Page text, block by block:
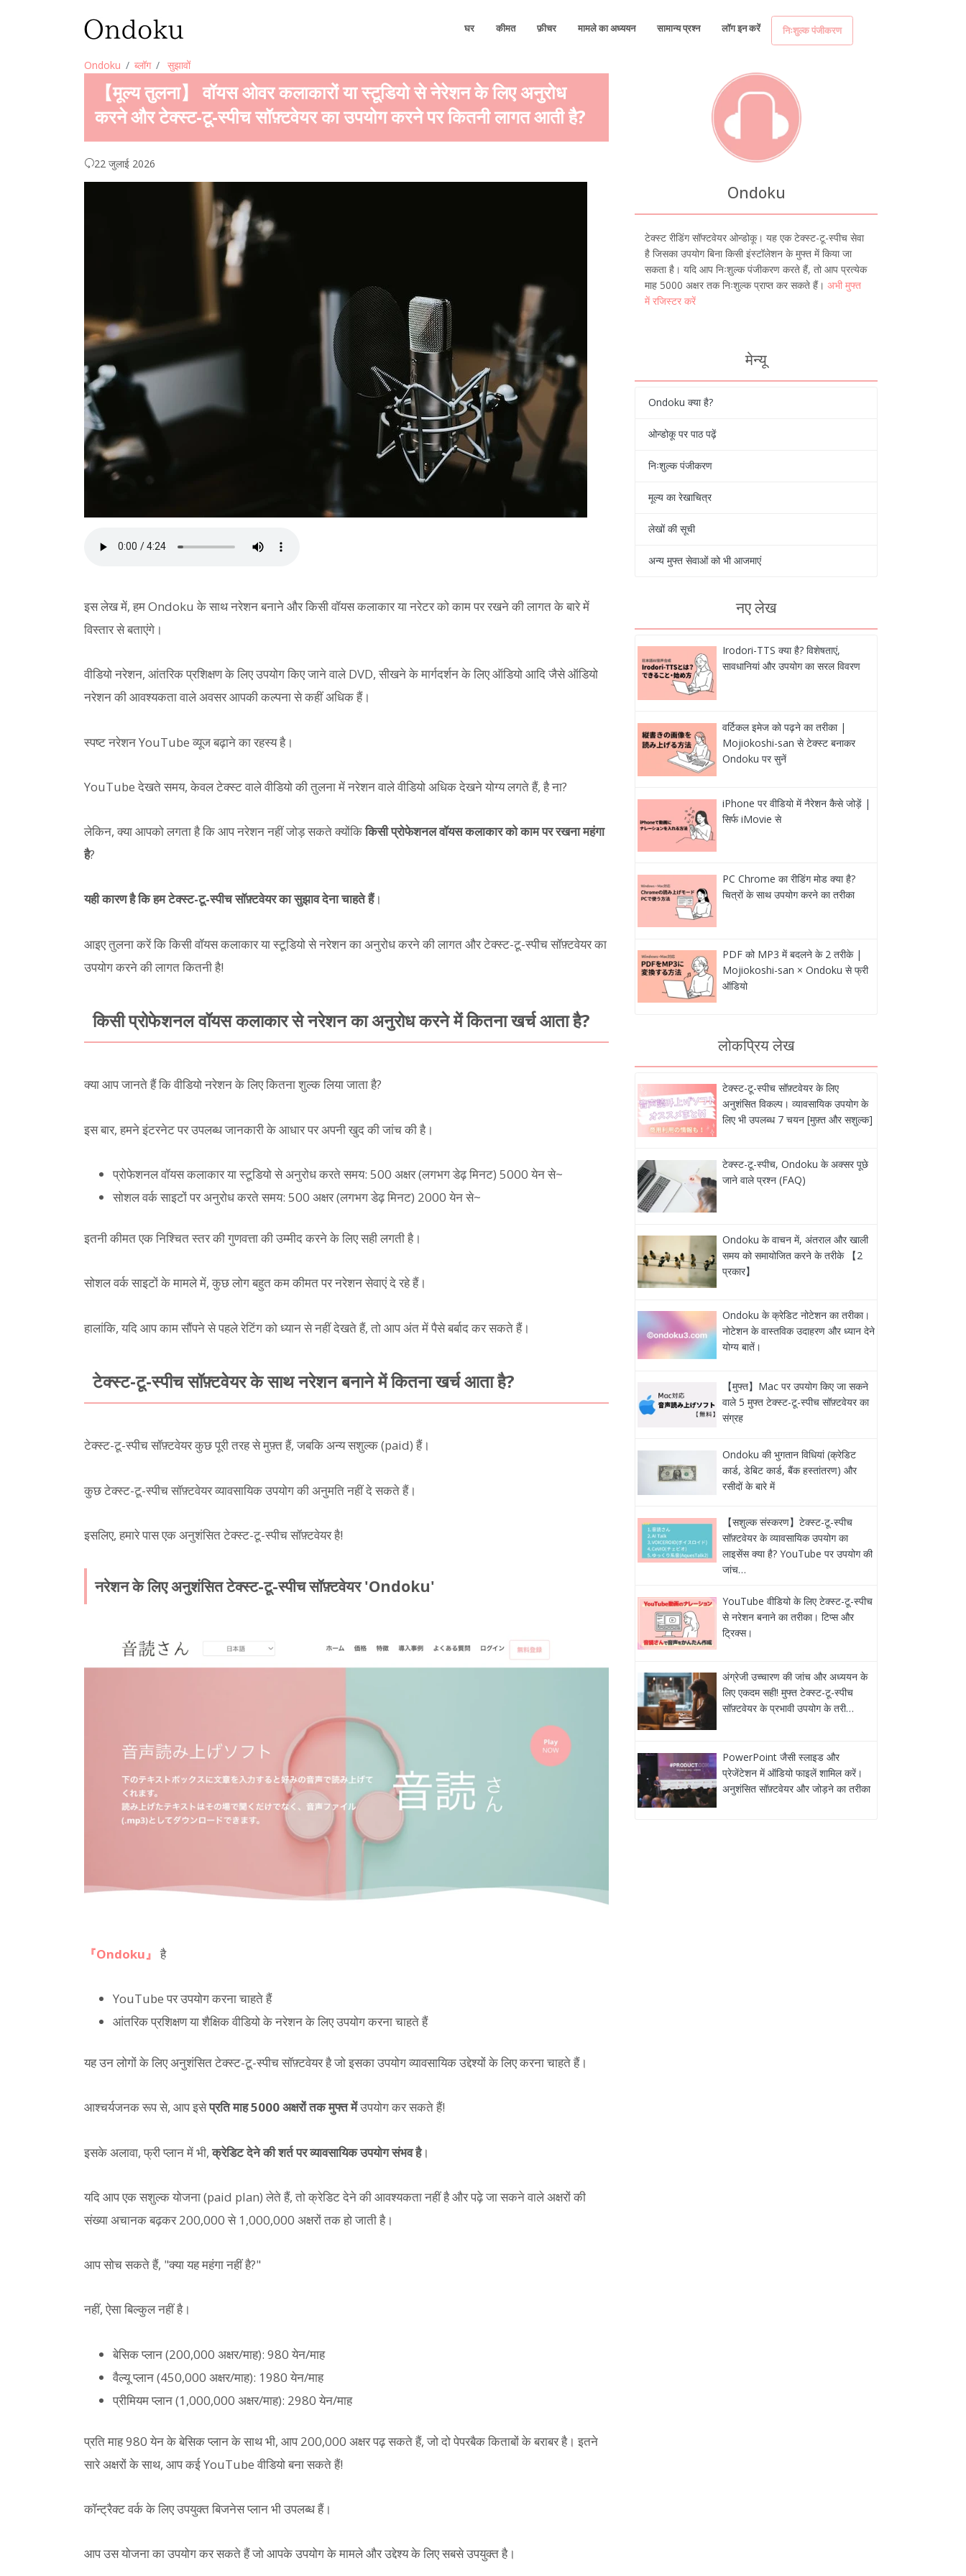
घर कीमत फ़ीचर मामले का अध्ययन सामान्य प्रश्न लॉग इन करें निःशुल्क पंजीकरण
Ondoku ब्लॉग सुझावों
【मूल्य तुलना】 वॉयस ओवर कलाकारों या स्टूडियो से नेरेशन के लिए अनुरोध
करने और टेक्स्ट-टू-स्पीच सॉफ़्टवेयर का उपयोग करने पर कितनी लागत आती है?
22 जुलाई 2026
इस लेख में, हम Ondoku के साथ नरेशन बनाने और किसी वॉयस कलाकार या नरेटर को काम पर रखने की लागत के बारे में
विस्तार से बताएंगे।
वीडियो नरेशन, आंतरिक प्रशिक्षण के लिए उपयोग किए जाने वाले DVD, सीखने के मार्गदर्शन के लिए ऑडियो आदि जैसे ऑडियो
नरेशन की आवश्यकता वाले अवसर आपकी कल्पना से कहीं अधिक हैं।
स्पष्ट नरेशन YouTube व्यूज बढ़ाने का रहस्य है।
YouTube देखते समय, केवल टेक्स्ट वाले वीडियो की तुलना में नरेशन वाले वीडियो अधिक देखने योग्य लगते हैं, है ना?
लेकिन, क्या आपको लगता है कि आप नरेशन नहीं जोड़ सकते क्योंकिकिसी प्रोफेशनल वॉयस कलाकार को काम पर रखना महंगा
है?
यही कारण है कि हम टेक्स्ट-टू-स्पीच सॉफ़्टवेयर का सुझाव देना चाहते हैं।
आइए तुलना करें कि किसी वॉयस कलाकार या स्टूडियो से नरेशन का अनुरोध करने की लागत और टेक्स्ट-टू-स्पीच सॉफ़्टवेयर का
उपयोग करने की लागत कितनी है!
किसी प्रोफेशनल वॉयस कलाकार से नरेशन का अनुरोध करने में कितना खर्च आता है?
क्या आप जानते हैं कि वीडियो नरेशन के लिए कितना शुल्क लिया जाता है?
इस बार, हमने इंटरनेट पर उपलब्ध जानकारी के आधार पर अपनी खुद की जांच की है।
प्रोफेशनल वॉयस कलाकार या स्टूडियो से अनुरोध करते समय: 500 अक्षर (लगभग डेढ़ मिनट) 5000 येन से~
सोशल वर्क साइटों पर अनुरोध करते समय: 500 अक्षर (लगभग डेढ़ मिनट) 2000 येन से~
इतनी कीमत एक निश्चित स्तर की गुणवत्ता की उम्मीद करने के लिए सही लगती है।
सोशल वर्क साइटों के मामले में, कुछ लोग बहुत कम कीमत पर नरेशन सेवाएं दे रहे हैं।
हालांकि, यदि आप काम सौंपने से पहले रेटिंग को ध्यान से नहीं देखते हैं, तो आप अंत में पैसे बर्बाद कर सकते हैं।
टेक्स्ट-टू-स्पीच सॉफ़्टवेयर के साथ नरेशन बनाने में कितना खर्च आता है?
टेक्स्ट-टू-स्पीच सॉफ़्टवेयर कुछ पूरी तरह से मुफ़्त हैं, जबकि अन्य सशुल्क (paid) हैं।
कुछ टेक्स्ट-टू-स्पीच सॉफ़्टवेयर व्यावसायिक उपयोग की अनुमति नहीं दे सकते हैं।
इसलिए, हमारे पास एक अनुशंसित टेक्स्ट-टू-स्पीच सॉफ़्टवेयर है!
नरेशन के लिए अनुशंसित टेक्स्ट-टू-स्पीच सॉफ़्टवेयर 'Ondoku'
『Ondoku』 है
YouTube पर उपयोग करना चाहते हैं
आंतरिक प्रशिक्षण या शैक्षिक वीडियो के नरेशन के लिए उपयोग करना चाहते हैं
यह उन लोगों के लिए अनुशंसित टेक्स्ट-टू-स्पीच सॉफ़्टवेयर है जो इसका उपयोग व्यावसायिक उद्देश्यों के लिए करना चाहते हैं।
आश्चर्यजनक रूप से, आप इसेप्रति माह 5000 अक्षरों तक मुफ्त मेंउपयोग कर सकते हैं!
इसके अलावा, फ्री प्लान में भी,क्रेडिट देने की शर्त पर व्यावसायिक उपयोग संभव है।
यदि आप एक सशुल्क योजना (paid plan) लेते हैं, तो क्रेडिट देने की आवश्यकता नहीं है और पढ़े जा सकने वाले अक्षरों की
संख्या अचानक बढ़कर 200,000 से 1,000,000 अक्षरों तक हो जाती है।
आप सोच सकते हैं, "क्या यह महंगा नहीं है?"
नहीं, ऐसा बिल्कुल नहीं है।
बेसिक प्लान (200,000 अक्षर/माह): 980 येन/माह
वैल्यू प्लान (450,000 अक्षर/माह): 1980 येन/माह
प्रीमियम प्लान (1,000,000 अक्षर/माह): 2980 येन/माह
प्रति माह 980 येन के बेसिक प्लान के साथ भी, आप 200,000 अक्षर पढ़ सकते हैं, जो दो पेपरबैक किताबों के बराबर है। इतने
सारे अक्षरों के साथ, आप कई YouTube वीडियो बना सकते हैं!
कॉन्ट्रैक्ट वर्क के लिए उपयुक्त बिजनेस प्लान भी उपलब्ध हैं।
आप उस योजना का उपयोग कर सकते हैं जो आपके उपयोग के मामले और उद्देश्य के लिए सबसे उपयुक्त है।
Ondoku
टेक्स्ट रीडिंग सॉफ्टवेयर ओन्डोकू। यह एक टेक्स्ट-टू-स्पीच सेवा
है जिसका उपयोग बिना किसी इंस्टॉलेशन के मुफ्त में किया जा
सकता है। यदि आप निःशुल्क पंजीकरण करते हैं, तो आप प्रत्येक
माह 5000 अक्षर तक निःशुल्क प्राप्त कर सकते हैं। अभी मुफ्त
में रजिस्टर करें
मेन्यू
Ondoku क्या है?
ओन्डोकू पर पाठ पढ़ें
निःशुल्क पंजीकरण
मूल्य का रेखाचित्र
लेखों की सूची
अन्य मुफ्त सेवाओं को भी आजमाएं
नए लेख
Irodori-TTS क्या है? विशेषताएं,
सावधानियां और उपयोग का सरल विवरण
वर्टिकल इमेज को पढ़ने का तरीका |
Mojiokoshi-san से टेक्स्ट बनाकर
Ondoku पर सुनें
iPhone पर वीडियो में नैरेशन कैसे जोड़ें |
सिर्फ iMovie से
PC Chrome का रीडिंग मोड क्या है?
चित्रों के साथ उपयोग करने का तरीका
PDF को MP3 में बदलने के 2 तरीके |
Mojiokoshi-san × Ondoku से फ्री
ऑडियो
लोकप्रिय लेख
टेक्स्ट-टू-स्पीच सॉफ़्टवेयर के लिए
अनुशंसित विकल्प। व्यावसायिक उपयोग के
लिए भी उपलब्ध 7 चयन [मुफ़्त और सशुल्क]
टेक्स्ट-टू-स्पीच, Ondoku के अक्सर पूछे
जाने वाले प्रश्न (FAQ)
Ondoku के वाचन में, अंतराल और खाली
समय को समायोजित करने के तरीके 【2
प्रकार】
Ondoku के क्रेडिट नोटेशन का तरीका।
नोटेशन के वास्तविक उदाहरण और ध्यान देने
योग्य बातें।
【मुफ्त】Mac पर उपयोग किए जा सकने
वाले 5 मुफ्त टेक्स्ट-टू-स्पीच सॉफ़्टवेयर का
संग्रह
Ondoku की भुगतान विधियां (क्रेडिट
कार्ड, डेबिट कार्ड, बैंक हस्तांतरण) और
रसीदों के बारे में
【सशुल्क संस्करण】टेक्स्ट-टू-स्पीच
सॉफ़्टवेयर के व्यावसायिक उपयोग का
लाइसेंस क्या है? YouTube पर उपयोग की
जांच…
YouTube वीडियो के लिए टेक्स्ट-टू-स्पीच
से नरेशन बनाने का तरीका। टिप्स और
ट्रिक्स।
अंग्रेजी उच्चारण की जांच और अध्ययन के
लिए एकदम सही! मुफ्त टेक्स्ट-टू-स्पीच
सॉफ़्टवेयर के प्रभावी उपयोग के तरी…
PowerPoint जैसी स्लाइड और
प्रेजेंटेशन में ऑडियो फाइलें शामिल करें।
अनुशंसित सॉफ़्टवेयर और जोड़ने का तरीका